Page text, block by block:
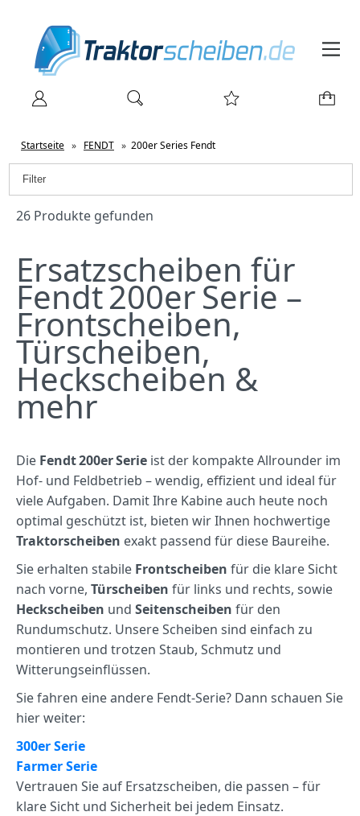
Startseite » FENDT » 200er Series Fendt
Filter
26 Produkte gefunden
Ersatzscheiben für
Fendt 200er Serie –
Frontscheiben,
Türscheiben,
Heckscheiben &
mehr
Die Fendt 200er Serie ist der kompakte Allrounder im
Hof‑ und Feldbetrieb – wendig, effizient und ideal für
viele Aufgaben. Damit Ihre Kabine auch heute noch
optimal geschützt ist, bieten wir Ihnen hochwertige
Traktorscheiben exakt passend für diese Baureihe.
Sie erhalten stabile Frontscheiben für die klare Sicht
nach vorne, Türscheiben für links und rechts, sowie
Heckscheiben und Seitenscheiben für den
Rundumschutz. Unsere Scheiben sind einfach zu
montieren und trotzen Staub, Schmutz und
Witterungseinflüssen.
Sie fahren eine andere Fendt‑Serie? Dann schauen Sie
hier weiter:
300er Serie
Farmer Serie
Vertrauen Sie auf Ersatzscheiben, die passen – für
klare Sicht und Sicherheit bei jedem Einsatz.